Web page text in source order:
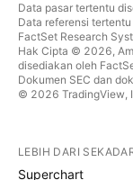
Data pasar tertentu
Data referensi
FactSet Research
Hak Cipta © 2026,
disediakan oleh
Dokumen SEC dan
© 2026 TradingView,
LEBIH DARI
Superchart